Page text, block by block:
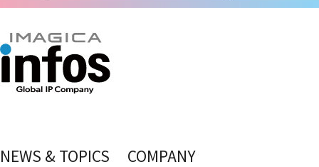
NEWS & TOPICS
COMPANY